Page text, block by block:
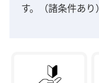
す。（諸条件あり）